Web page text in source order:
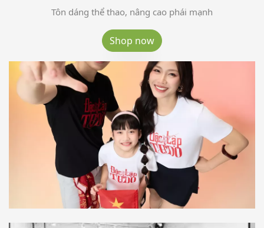
Tôn dáng thể thao, nâng cao phái mạnh
Shop now